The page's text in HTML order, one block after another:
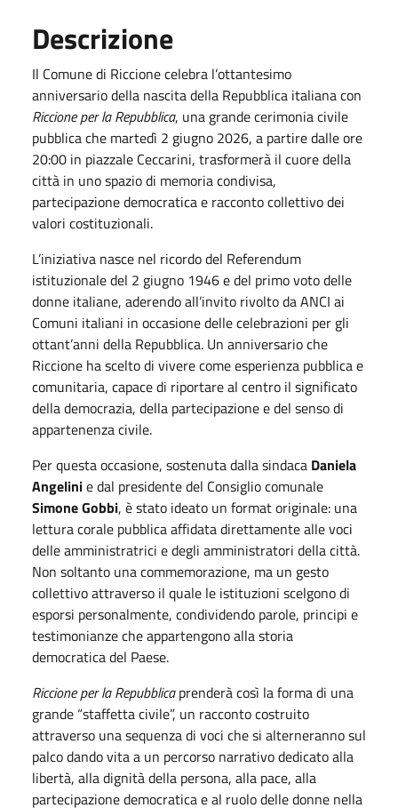
Descrizione
Il Comune di Riccione celebra l’ottantesimo
anniversario della nascita della Repubblica italiana con
Riccione per la Repubblica, una grande cerimonia civile
pubblica che martedì 2 giugno 2026, a partire dalleore
20:00 in piazzale Ceccarini, trasformerà il cuore della
città in uno spazio di memoria condivisa,
partecipazione democratica e racconto collettivo dei
valori costituzionali.
L’iniziativa nasce nel ricordo del Referendum
istituzionale del 2 giugno 1946e del primo voto delle
donne italiane, aderendo all’invito rivolto da ANCI ai
Comuni italiani in occasione delle celebrazioni per gli
ottant’anni della Repubblica. Un anniversario che
Riccione ha scelto di vivere come esperienza pubblica e
comunitaria, capace di riportare al centro il significato
della democrazia, della partecipazione e del senso di
appartenenza civile.
Per questa occasione, sostenuta dalla sindaca Daniela
Angelinie dal presidente del Consiglio comunale
Simone Gobbi, è stato ideato un format originale: una
lettura corale pubblica affidata direttamente alle voci
delle amministratrici e degli amministratori della città.
Non soltanto una commemorazione, ma un gesto
collettivo attraverso il quale le istituzioni scelgono di
esporsi personalmente, condividendo parole, principi e
testimonianze che appartengono alla storia
democratica del Paese.
Riccione per la Repubblicaprenderà così la forma di una
grande “staffetta civile”, un racconto costruito
attraverso una sequenza di voci che si alterneranno sul
palco dando vita a un percorso narrativo dedicato alla
libertà, alla dignità della persona, alla pace, alla
partecipazione democratica e al ruolo delle donne nella